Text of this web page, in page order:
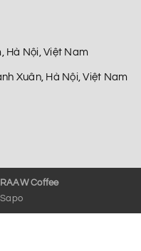
Hà Nội, Việt Nam
Xuân, Hà Nội, Việt Nam
RAAW Coffee
Sapo